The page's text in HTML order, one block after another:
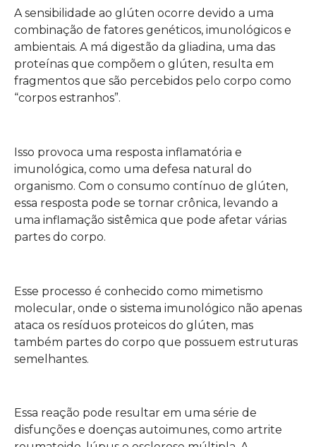
A sensibilidade ao glúten ocorre devido a uma
combinação de fatores genéticos, imunológicos e
ambientais. A má digestão da gliadina, uma das
proteínas que compõem o glúten, resulta em
fragmentos que são percebidos pelo corpo como
“corpos estranhos”.
Isso provoca uma resposta inflamatória e
imunológica, como uma defesa natural do
organismo. Com o consumo contínuo de glúten,
essa resposta pode se tornar crônica, levando a
uma inflamação sistêmica que pode afetar várias
partes do corpo.
Esse processo é conhecido como mimetismo
molecular, onde o sistema imunológico não apenas
ataca os resíduos proteicos do glúten, mas
também partes do corpo que possuem estruturas
semelhantes.
Essa reação pode resultar em uma série de
disfunções e doenças autoimunes, como artrite